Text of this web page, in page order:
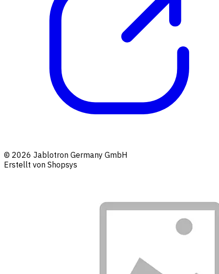
© 2026 Jablotron Germany GmbH
Erstellt von Shopsys